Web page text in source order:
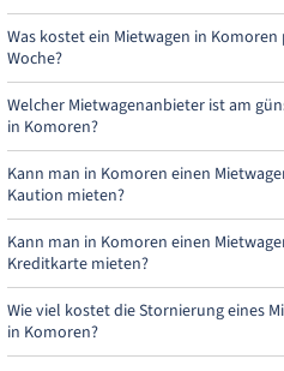
Was kostet ein Mietwagen in Komoren
Woche?
Ein Mietwagen in Komoren kostet
342,79 € pro Woche (48,97 € pro Tag).
Welcher Mietwagenanbieter ist am
in Komoren?
DooRental ist in Komoren am
Anmietung kostet 195,88 € für 4 Tage.
Kann man in Komoren einen
Kaution mieten?
Nein, leider kann man derzeit in
Mietwagen ohne Kaution mieten.
Kann man in Komoren einen
Kreditkarte mieten?
Nein, leider kann man derzeit in
Mietwagen ohne Kreditkarte mieten.
Wie viel kostet die Stornierung eines
in Komoren?
Bis 24 Stunden vor Anmietung kostet